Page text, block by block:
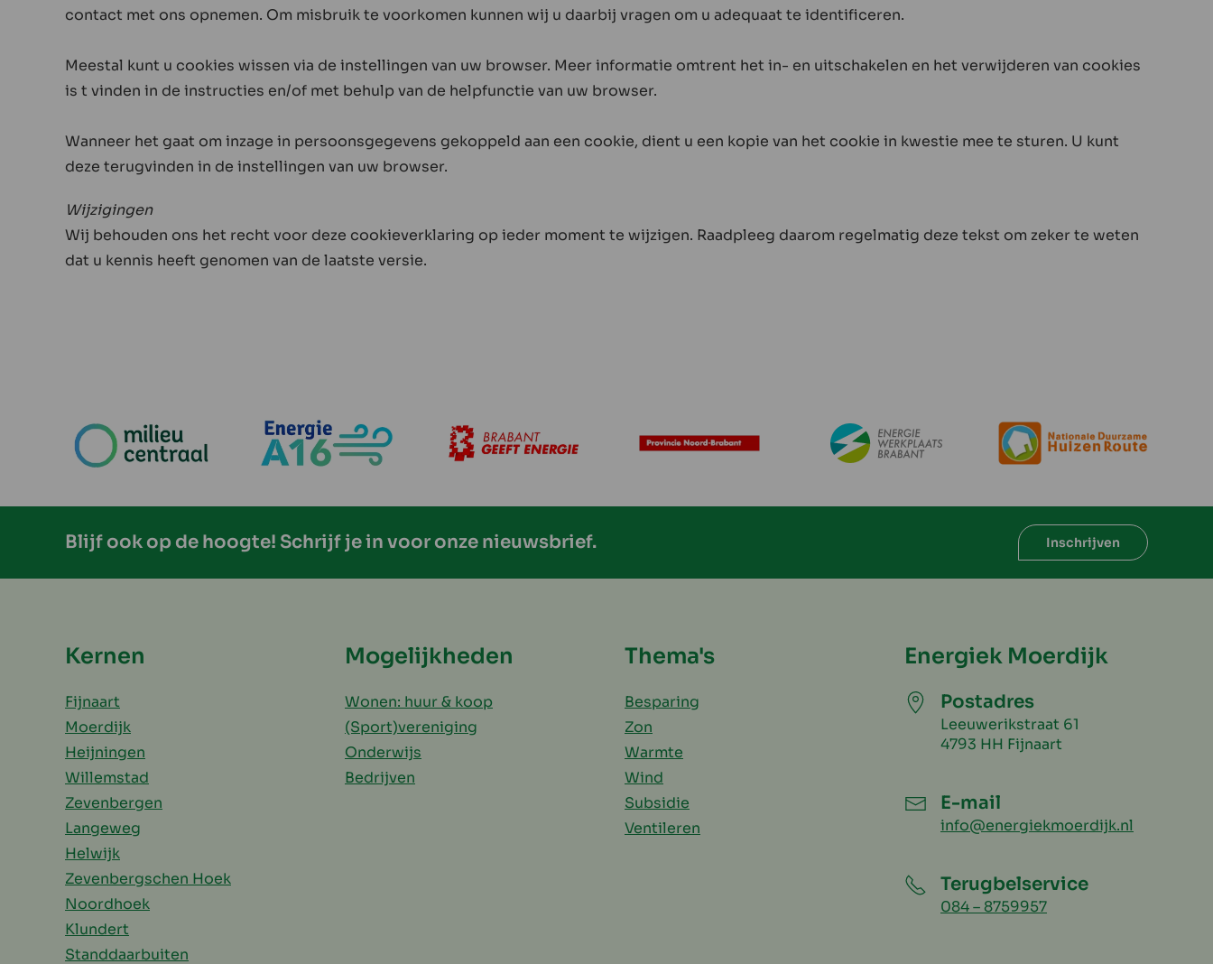
contact met ons opnemen. Om misbruik te voorkomen kunnen wij u daarbij vragen om u adequaat te identificeren.
Meestal kunt u cookies wissen via de instellingen van uw browser. Meer informatie omtrent het in- en uitschakelen en het verwijderen van cookies
is t vinden in de instructies en/of met behulp van de helpfunctie van uw browser.
Wanneer het gaat om inzage in persoonsgegevens gekoppeld aan een cookie, dient u een kopie van het cookie in kwestie mee te sturen. U kunt
deze terugvinden in de instellingen van uw browser.
Wijzigingen
Wij behouden ons het recht voor deze cookieverklaring op ieder moment te wijzigen. Raadpleeg daarom regelmatig deze tekst om zeker te weten
dat u kennis heeft genomen van de laatste versie.
Blijf ook op de hoogte! Schrijf je in voor onze nieuwsbrief. Inschrijven
Kernen
Fijnaart
Moerdijk
Heijningen
Willemstad
Zevenbergen
Langeweg
Helwijk
Zevenbergschen Hoek
Noordhoek
Klundert
Standdaarbuiten
Mogelijkheden
Wonen: huur & koop
(Sport)vereniging
Onderwijs
Bedrijven
Thema's
Besparing
Zon
Warmte
Wind
Subsidie
Ventileren
Energiek Moerdijk
Postadres
Leeuwerikstraat 61
4793 HH Fijnaart
E-mail
info@energiekmoerdijk.nl
Terugbelservice
084 – 8759957